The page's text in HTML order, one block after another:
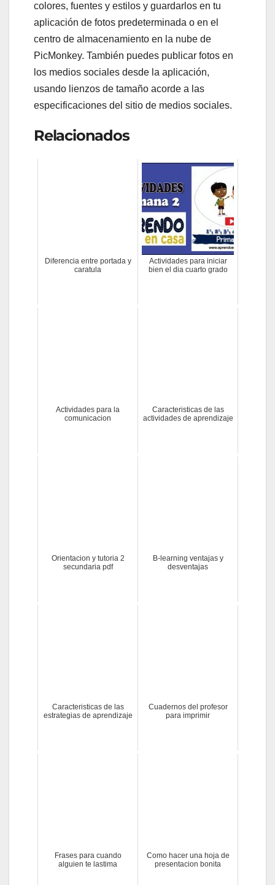
colores, fuentes y estilos y guardarlos en tu
aplicación de fotos predeterminada o en el
centro de almacenamiento en la nube de
PicMonkey. También puedes publicar fotos en
los medios sociales desde la aplicación,
usando lienzos de tamaño acorde a las
especificaciones del sitio de medios sociales.
Relacionados
Diferencia entre portada y
caratula
Actividades para iniciar
bien el dia cuarto grado
Actividades para la
comunicacion
Caracteristicas de las
actividades de aprendizaje
Orientacion y tutoria 2
secundaria pdf
B-learning ventajas y
desventajas
Caracteristicas de las
estrategias de aprendizaje
Cuadernos del profesor
para imprimir
Frases para cuando
alguien te lastima
Como hacer una hoja de
presentacion bonita